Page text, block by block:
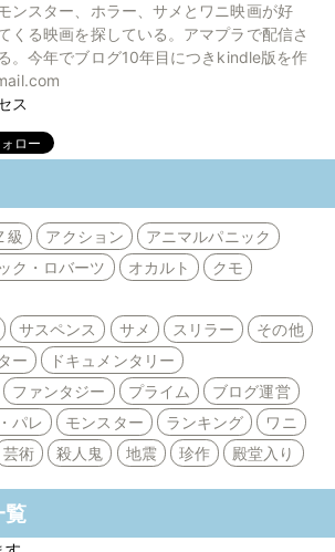
ンスター、ホラー、サメとワニ映画が好
くる映画を探している。アマプラで配信さ
。今年でブログ10年目につきkindle版を作
ス
級 アクション
アニマルパニック
ク・ロバーツ オカルト
クモ
サスペンス サメ スリラー
その他
ー
ドキュメンタリー
ファンタジー プライム
ブログ運営
パレ モンスター ランキング
ワニ
芸術 殺人鬼 地震 珍作 殿堂入り
覧